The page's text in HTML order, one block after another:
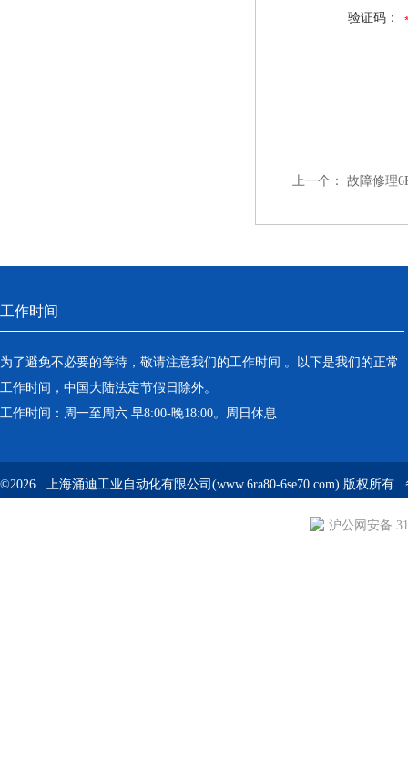
验证码：
上一个： 故障修理
工作时间
为了避免不必要的等待，敬请注意我们的工作时间 。以下是我们的正常
工作时间，中国大陆法定节假日除外。
工作时间：周一至周六 早8:00-晚18:00。周日休息
©2026 上海涌迪工业自动化有限公司(www.6ra80-6se70.com) 版权所有
沪公网安备